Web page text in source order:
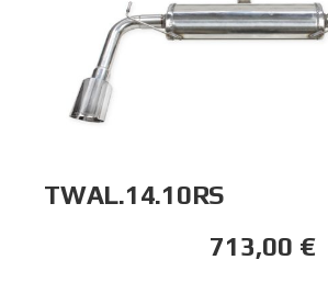
TWAL.14.10RS
713,00 €